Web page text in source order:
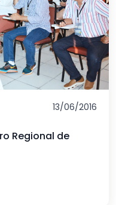
13/06/2016
Regional de